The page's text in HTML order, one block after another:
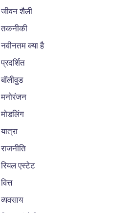
जीवन शैली
तकनीकी
नवीनतम क्या है
प्रदर्शित
बॉलीवुड
मनोरंजन
मोडलिंग
यात्रा
राजनीति
रियल एस्टेट
वित्त
व्यवसाय